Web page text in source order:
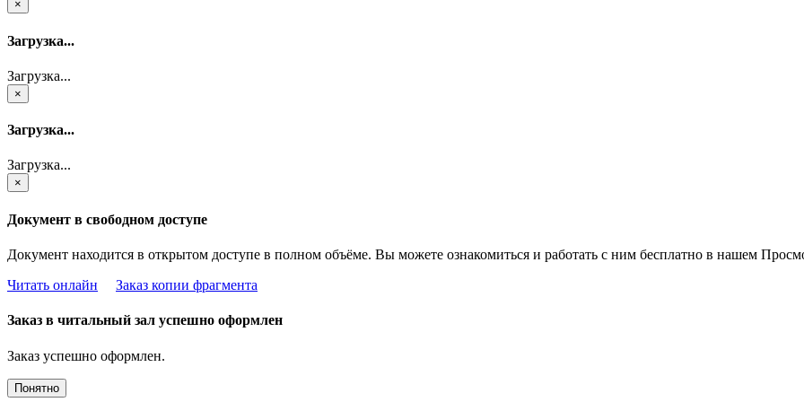
×
Загрузка...
Загрузка...
×
Загрузка...
Загрузка...
×
Документ в свободном доступе
Документ находится в открытом доступе в полном объёме. Вы можете ознакомиться и работать с ним бесплатно в нашем
Читать онлайн
Заказ копии фрагмента
Заказ в читальный зал успешно оформлен
Заказ успешно оформлен.
Понятно